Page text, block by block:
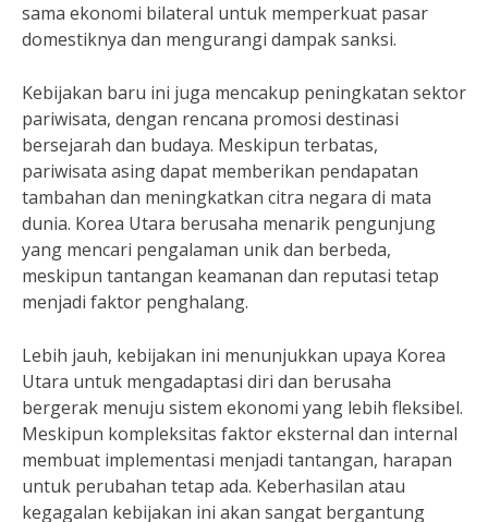
sama ekonomi bilateral untuk memperkuat pasar
domestiknya dan mengurangi dampak sanksi.
Kebijakan baru ini juga mencakup peningkatan sektor
pariwisata, dengan rencana promosi destinasi
bersejarah dan budaya. Meskipun terbatas,
pariwisata asing dapat memberikan pendapatan
tambahan dan meningkatkan citra negara di mata
dunia. Korea Utara berusaha menarik pengunjung
yang mencari pengalaman unik dan berbeda,
meskipun tantangan keamanan dan reputasi tetap
menjadi faktor penghalang.
Lebih jauh, kebijakan ini menunjukkan upaya Korea
Utara untuk mengadaptasi diri dan berusaha
bergerak menuju sistem ekonomi yang lebih fleksibel.
Meskipun kompleksitas faktor eksternal dan internal
membuat implementasi menjadi tantangan, harapan
untuk perubahan tetap ada. Keberhasilan atau
kegagalan kebijakan ini akan sangat bergantung